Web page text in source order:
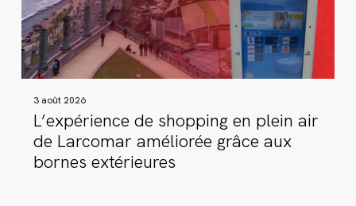
plein
air
de
Larcomar
grâce
aux
bornes
extérieures
3 août 2026
L’expérience de shopping en plein air
de Larcomar améliorée grâce aux
bornes extérieures